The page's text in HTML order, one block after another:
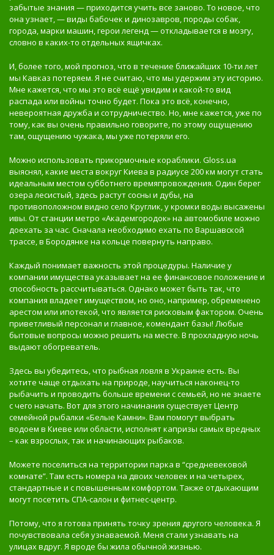
забытые знания — приходится учить все заново. То новое, что
она узнает, — виды бабочек и динозавров, породы собак,
города, марки машин, герои легенд — откладывается в мозгу,
словно в каких-то отдельных ящичках.
И, более того, мой прогноз, что в течение ближайших 10-ти лет
мы Кавказ потеряем. Я не считаю, что мы удержим эту историю.
Мне кажется, что мы это всё ещё увидим и какой-то вид
распада или войны точно будет. Пока это всё, конечно,
невероятная дружба и сотрудничество. Но, мне кажется, уже по
тому, как вы очень правильно говорите, по этому ощущению
там, ощущению чужака, мы уже потеряли его.
Можно использовать прикормочные кораблики. Gloss.ua
выяснял, какие места вокруг Киева в радиусе 200 км могут стать
идеальным местом субботнего времяпровождения. Один берег
озера лесистый, здесь растут сосны и дубы, на
противоположном видно село Круглик, у кромки воды высажены
ивы. От станции метро «Академгородок» на автомобиле можно
доехать за час. Сначала необходимо ехать по Варшавской
трассе, в Бородянке на кольце повернуть направо.
Каждый понимает важность этой процедуры. Наличие у
компании имущества указывает на ее финансовое положение и
способность рассчитываться. Однако может быть так, что
компания владеет имуществом, но оно, например, обременено
арестом или ипотекой, что является рисковым фактором. Очень
приветливый персонал и главное, комендант базы! Любые
бытовые вопросы можно решить на месте. В прохладную ночь
выдают обогреватель.
Здесь вы убедитесь, что рыбная ловля в Украине есть. Вы
хотите чаще отдыхать на природе, научиться наконец-то
рыбачить и проводить больше времени с семьей, но не знаете
с чего начать. Вот для этого начинания существует Центр
семейной рыбалки «Белые Камни». Вам помогут выбрать
водоем в Киеве или области, исполнят капризы самых вредных
– как взрослых, так и начинающих рыбаков.
Можете поселиться на территории парка в “средневековой
комнате”. Там есть номера на двоих человек и на четырех,
стандартные и с повышенным комфортом. Также отдыхающим
могут посетить СПА-салон и фитнес-центр.
Потому, что я готова принять точку зрения другого человека. Я
почувствовала себя узнаваемой. Меня стали узнавать на
улицах вдруг. Я вроде бы жила обычной жизнью.